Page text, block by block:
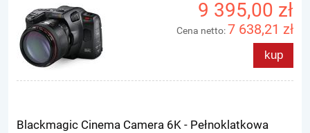
9 395,00 zł
Cena netto:7 638,21 zł
kup
Blackmagic Cinema Camera 6K - Pełnoklatkowa